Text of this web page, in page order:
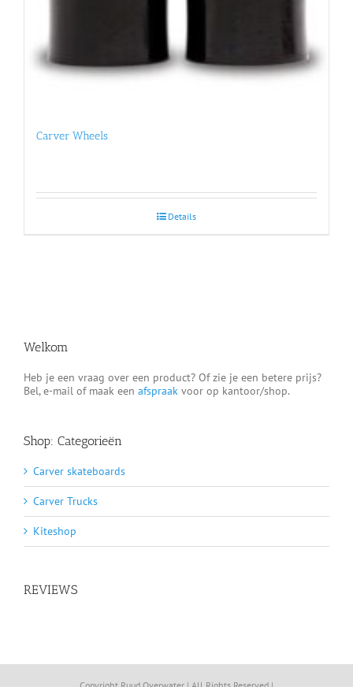
Carver Wheels
Details
Welkom
Heb je een vraag over een product? Of zie je een betere prijs?
Bel, e-mail of maak een afspraak voor op kantoor/shop.
Shop: Categorieën
Carver skateboards
Carver Trucks
Kiteshop
REVIEWS